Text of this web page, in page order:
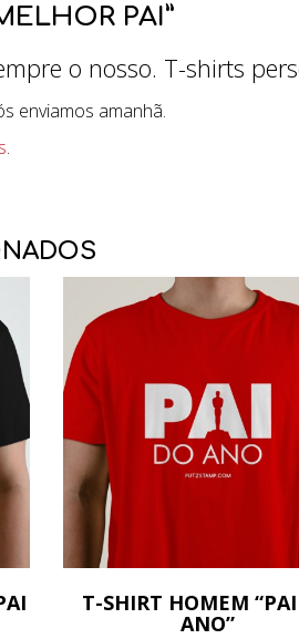
PAI”
o nosso. T-shirts
enviamos amanhã.
.
T-SHIRT HOMEM
ANO”